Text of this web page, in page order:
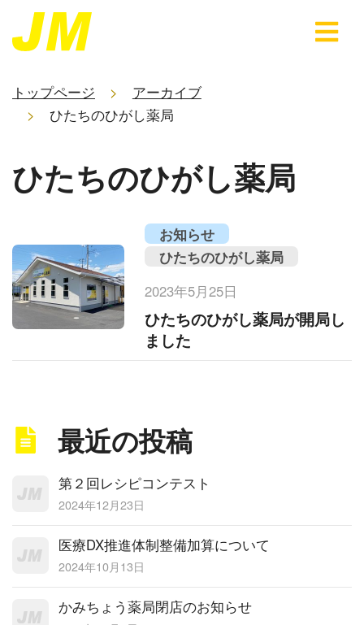
トップページ
アーカイブ
ひたちのひがし薬局
ひたちのひがし薬局
ひたちのひがし薬局が開局し
ました
お知らせ
ひたちのひがし薬局
2023年5月25日
最近の投稿
第２回レシピコンテスト
2024年12月23日
医療DX推進体制整備加算について
2024年10月13日
かみちょう薬局閉店のお知らせ